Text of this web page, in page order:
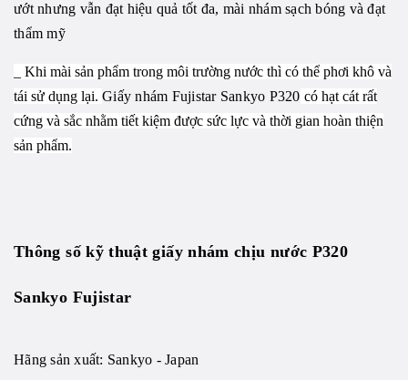
ướt nhưng vẫn đạt hiệu quả tốt đa, mài nhám sạch bóng và đạt
thẩm mỹ
_ Khi mài sản phẩm trong môi trường nước thì có thể phơi khô và
tái sử dụng lại. Giấy nhám Fujistar Sankyo P320 có hạt cát rất
cứng và sắc nhằm tiết kiệm được sức lực và thời gian hoàn thiện
sản phẩm.
Thông số kỹ thuật giấy nhám chịu nước P320
Sankyo Fujistar
Hãng sản xuất: Sankyo - Japan